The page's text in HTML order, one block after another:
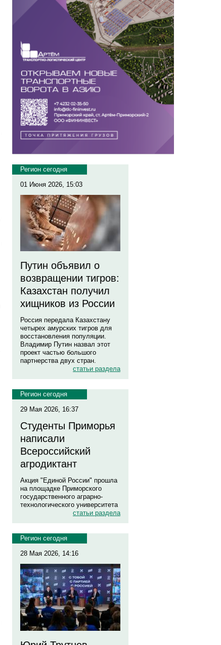
Регион сегодня
01 Июня 2026, 15:03
Путин объявил о
возвращении тигров:
Казахстан получил
хищников из России
Россия передала Казахстану
четырех амурских тигров для
восстановления популяции.
Владимир Путин назвал этот
проект частью большого
партнерства двух стран.
статьи раздела
Регион сегодня
29 Мая 2026, 16:37
Студенты Приморья
написали
Всероссийский
агродиктант
Акция "Единой России" прошла
на площадке Приморского
государственного аграрно-
технологического университета
статьи раздела
Регион сегодня
28 Мая 2026, 14:16